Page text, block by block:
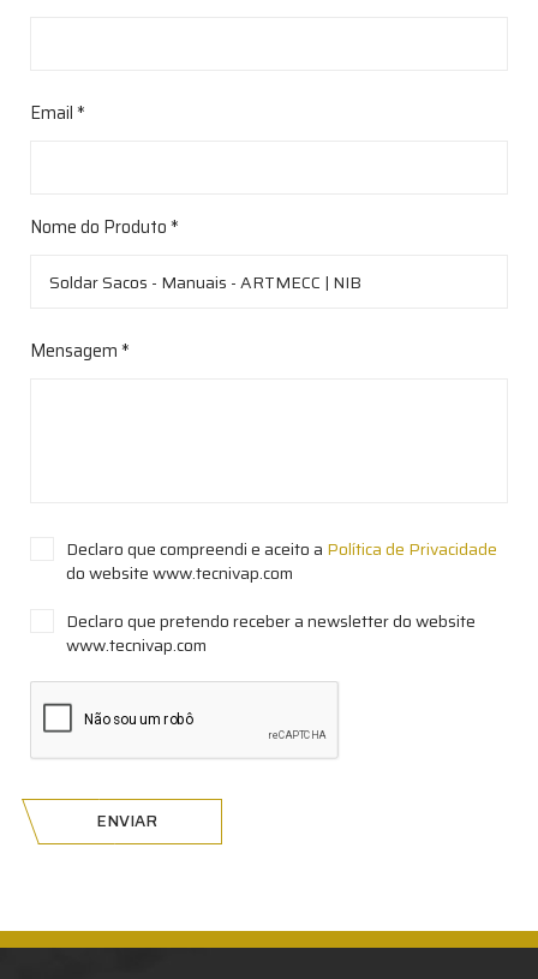
Email *
Nome do Produto *
Mensagem *
Declaro que compreendi e aceito a Política de Privacidade
do website www.tecnivap.com
Declaro que pretendo receber a newsletter do website
www.tecnivap.com
ENVIAR